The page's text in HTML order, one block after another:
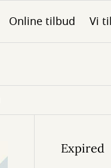
Online tilbud Vi
Expired